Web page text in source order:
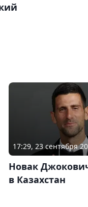
17:29, 23 сентября
Новак
в Казахстан